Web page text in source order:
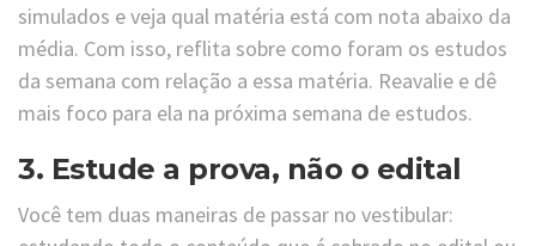
simulados e veja qual matéria está com nota abaixo da
média. Com isso, reflita sobre como foram os estudos
da semana com relação a essa matéria. Reavalie e dê
mais foco para ela na próxima semana de estudos.
3. Estude a prova, não o edital
Você tem duas maneiras de passar no vestibular: